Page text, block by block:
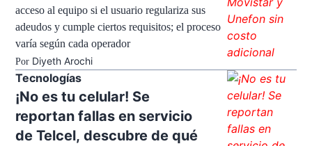
acceso al equipo si el usuario regulariza sus
adeudos y cumple ciertos requisitos; el proceso
varía según cada operador
Por Diyeth Arochi
Tecnologías
¡No es tu celular! Se
reportan fallas en servicio
de Telcel, descubre de qué